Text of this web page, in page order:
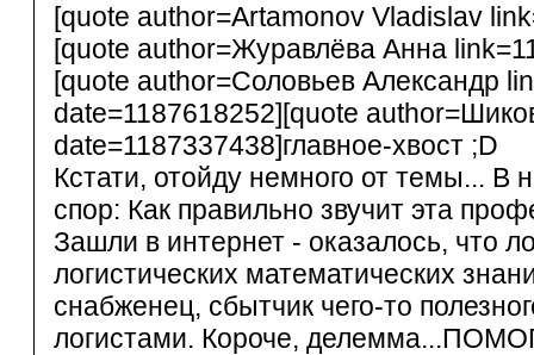
[quote author=Artamonov Vladislav
[quote author=Журавлёва Анна
[quote author=Соловьев Александр
date=1187618252][quote
date=1187337438]главное-хвост ;D
Кстати, отойду немного от темы... В
спор: Как правильно звучит эта
Зашли в интернет - оказалось, что
логистических математических
снабженец, сбытчик чего-то
логистами. Короче,